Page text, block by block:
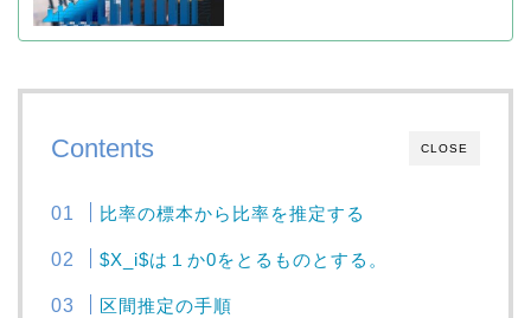
CLOSE
Contents
比率の標本から比率を推定する
$X_i$は１か0をとるものとする。
区間推定の手順